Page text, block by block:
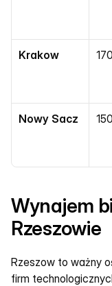
Krakow
Nowy Sacz
Wynajem
Rzeszowie
Rzeszow to ważny
firm